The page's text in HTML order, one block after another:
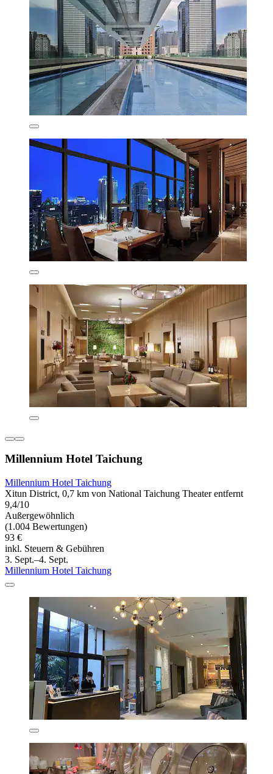
Millennium Hotel Taichung
Millennium Hotel Taichung
Xitun District, 0,7 km von National Taichung Theater entfernt
9,4/10
Außergewöhnlich
(1.004 Bewertungen)
93 €
inkl. Steuern & Gebühren
3. Sept.–4. Sept.
Millennium Hotel Taichung